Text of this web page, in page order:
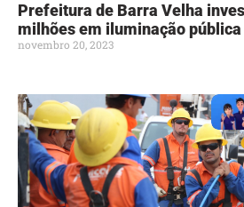
Prefeitura de Barra Velha
milhões em iluminação pública
novembro 20, 2023